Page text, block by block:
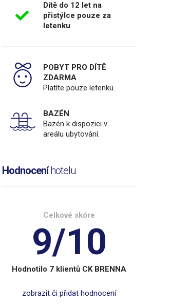
Dítě do 12 let na
přistýlce pouze za
letenku
POBYT PRO DÍTĚ
ZDARMA
Platíte pouze letenku.
BAZÉN
Bazén k dispozici v
areálu ubytování.
Hodnoceníhotelu
Celkové skóre
9/10
Hodnotilo 7 klientů CK BRENNA
zobrazit či přidat hodnocení